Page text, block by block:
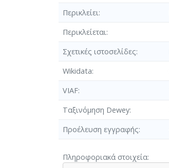
Περικλείει
Περικλείεται
Σχετικές ιστοσελίδες
Wikidata
VIAF
Ταξινόμηση Dewey
Προέλευση εγγραφής
Πληροφοριακά στοιχεία